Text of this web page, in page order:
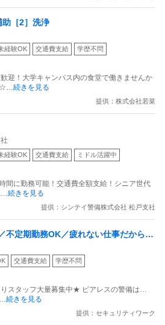
［2］洗浄
経験OK 交通費支給 学歴不問
迎！大学キャンパス内の食堂で働きませんか
…続きを見る
提供：株式会社若菜
経験OK 交通費支給 ミドル活躍中
間に勤務可能！交通費全額支給！シニア世代
…続きを見る
提供：シンテイ警備株式会社 松戸支社
不定期勤務OK／疲れない仕事だから無
20万～30万も目指せます／穴場のバイ
交通費支給 学歴不問
スタッフ大量募集中★ ピアレスの警備は…
…続きを見る
提供：セキュリティワーク